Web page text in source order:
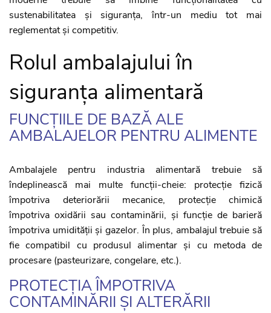
sustenabilitatea și siguranța, într-un mediu tot mai
reglementat și competitiv.
Rolul ambalajului în
siguranța alimentară
FUNCȚIILE DE BAZĂ ALE
AMBALAJELOR PENTRU ALIMENTE
Ambalajele pentru industria alimentară trebuie să
îndeplinească mai multe funcții-cheie: protecție fizică
împotriva deteriorării mecanice, protecție chimică
împotriva oxidării sau contaminării, și funcție de barieră
împotriva umidității și gazelor. În plus, ambalajul trebuie să
fie compatibil cu produsul alimentar și cu metoda de
procesare (pasteurizare, congelare, etc.).
PROTECȚIA ÎMPOTRIVA
CONTAMINĂRII ȘI ALTERĂRII